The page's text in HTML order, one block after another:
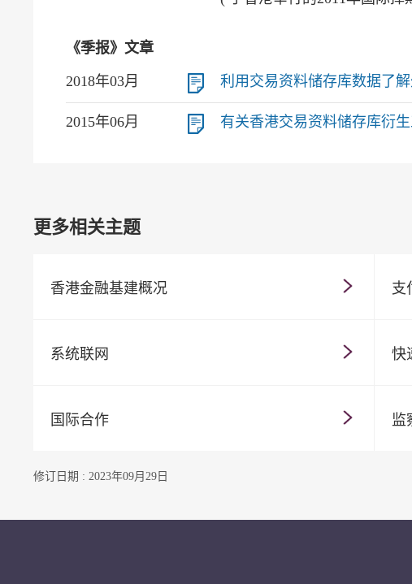
《季报》文章
2018年03月 利用交易资料储存库数据了
2015年06月 有关香港交易资料储存库衍
更多相关主题
香港金融基建概况 支
系统联网 快
国际合作 监
修订日期 : 2023年09月29日